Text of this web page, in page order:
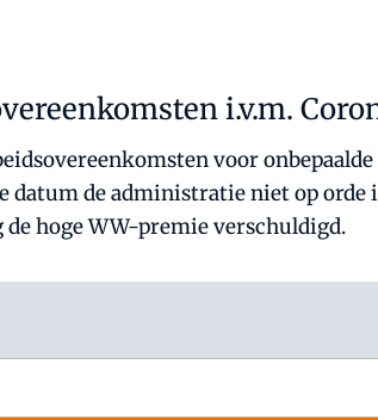
i.v.m.
voor
de administratie niet op
hoge WW-premie verschuldigd.